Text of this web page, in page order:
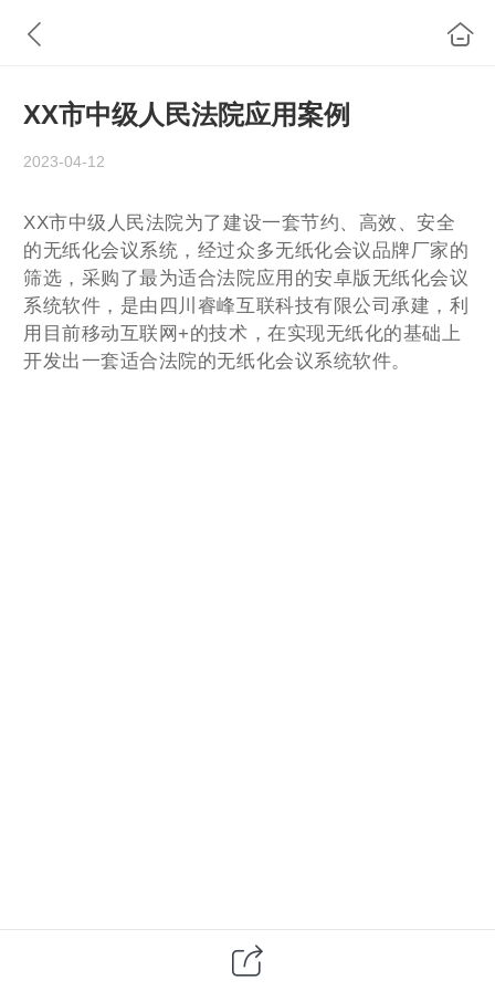
XX市中级人民法院应用案例
2023-04-12
XX市中级人民法院为了建设一套节约、高效、安全
的无纸化会议系统，经过众多无纸化会议品牌厂家的
筛选，采购了最为适合法院应用的安卓版无纸化会议
系统软件，是由四川睿峰互联科技有限公司承建，利
用目前移动互联网+的技术，在实现无纸化的基础上
开发出一套适合法院的无纸化会议系统软件。